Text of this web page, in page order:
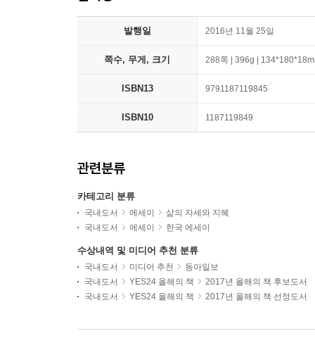
발행일 2016년 11월 25일
쪽수, 무게, 크기 288쪽 | 396g |
ISBN13 9791187119845
ISBN10 1187119849
관련분류
카테고리 분류
국내도서 에세이
삶의 자세와 지혜
국내도서
에세이 한국 에세이
수상내역 및 미디어 추천 분류
국내도서 미디어 추천
동아일보
국내도서
YES24 올해의 책
2017년 올해의 책 후보도서
국내도서
YES24 올해의 책 2017년 올해의 책 선정도서